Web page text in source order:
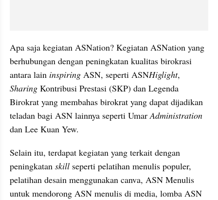
Apa saja kegiatan ASNation? Kegiatan ASNation yang
berhubungan dengan peningkatan kualitas birokrasi
antara lain inspiring ASN, seperti ASNHiglight
Sharing Kontribusi Prestasi (SKP) dan Legenda
Birokrat yang membahas birokrat yang dapat dijadikan
teladan bagi ASN lainnya seperti Umar Administration
dan Lee Kuan Yew.
Selain itu, terdapat kegiatan yang terkait dengan
peningkatan skill seperti pelatihan menulis populer,
pelatihan desain menggunakan canva, ASN Menulis
untuk mendorong ASN menulis di media, lomba ASN